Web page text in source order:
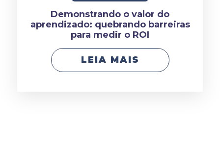
Demonstrando o valor do
aprendizado: quebrando barreiras
para medir o ROI
LEIA MAIS